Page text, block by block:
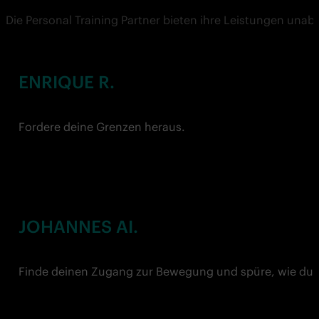
Die Personal Training Partner bieten ihre Leistungen
ENRIQUE R.
Fordere deine Grenzen heraus.
JOHANNES AI.
Finde deinen Zugang zur Bewegung und spüre, wie du